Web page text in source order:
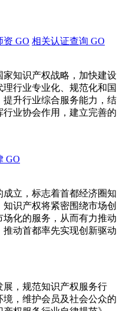
资 GO 相关认证查询 GO
知识产权战略，加快建设
行业专业化、规范化和国
升行业综合服务能力，结
业协会作用，建立完善的
GO
立，标志着首都经济圈知
识产权将紧密围绕市场创
化的服务，从而有力推动
动首都率先实现创新驱动
，规范知识产权服务行
，维护会员及社会公众的